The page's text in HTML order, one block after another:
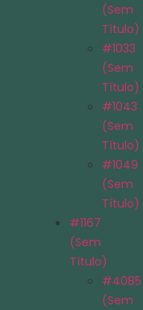
(sem
Título)
#1033
(sem
Título)
#1043
(sem
Título)
#1049
(sem
Título)
#1167
(sem
Título)
#4085
(sem